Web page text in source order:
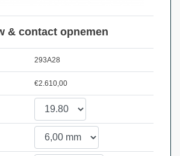
& contact opnemen
293A28
€2.610,00